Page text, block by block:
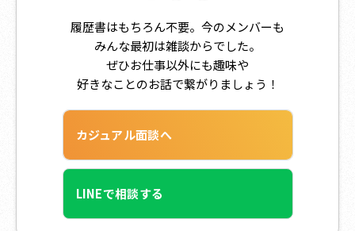
履歴書はもちろん不要。今のメンバーも
みんな最初は雑談からでした。
ぜひお仕事以外にも趣味や
好きなことのお話で繋がりましょう！
カジュアル面談へ
LINEで相談する